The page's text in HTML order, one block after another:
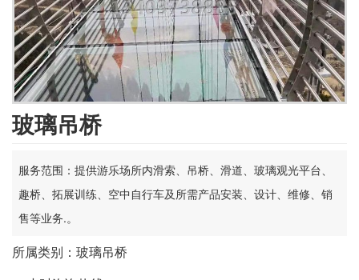
玻璃吊桥
服务范围：提供游乐场所内滑索、吊桥、滑道、玻璃观光平台、
趣桥、拓展训练、空中自行车及所需产品安装、设计、维修、销
售等业务.。
所属类别：玻璃吊桥